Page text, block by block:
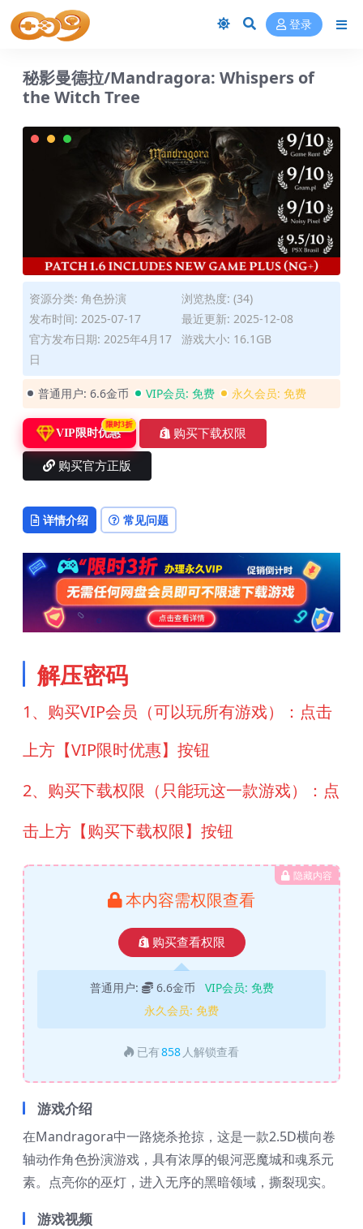
登录
秘影曼德拉/Mandragora: Whispers of
the Witch Tree
资源分类: 角色扮演
浏览热度: (34)
发布时间: 2025-07-17
最近更新: 2025-12-08
官方发布日期: 2025年4月17
日
游戏大小: 16.1GB
普通用户: 6.6金币 VIP会员: 免费 永久会员: 免费
VIP限时优惠
限时3折
购买下载权限
购买官方正版
详情介绍 常见问题
解压密码
1、购买VIP会员（可以玩所有游戏）：点击
上方【VIP限时优惠】按钮
2、购买下载权限（只能玩这一款游戏）：点
击上方【购买下载权限】按钮
隐藏内容
本内容需权限查看
购买查看权限
普通用户: 6.6金币 VIP会员: 免费
永久会员: 免费
已有858 人解锁查看
游戏介绍
在Mandragora中一路烧杀抢掠，这是一款2.5D横向卷
轴动作角色扮演游戏，具有浓厚的银河恶魔城和魂系元
素。点亮你的巫灯，进入无序的黑暗领域，撕裂现实。
游戏视频